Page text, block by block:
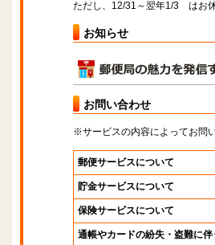
ただし、12/31～翌年1/3 はお
お知らせ
お問い合わせ
※サービスの内容によってお問
郵便サービスについて
貯金サービスについて
保険サービスについて
通帳やカードの紛失・盗難に